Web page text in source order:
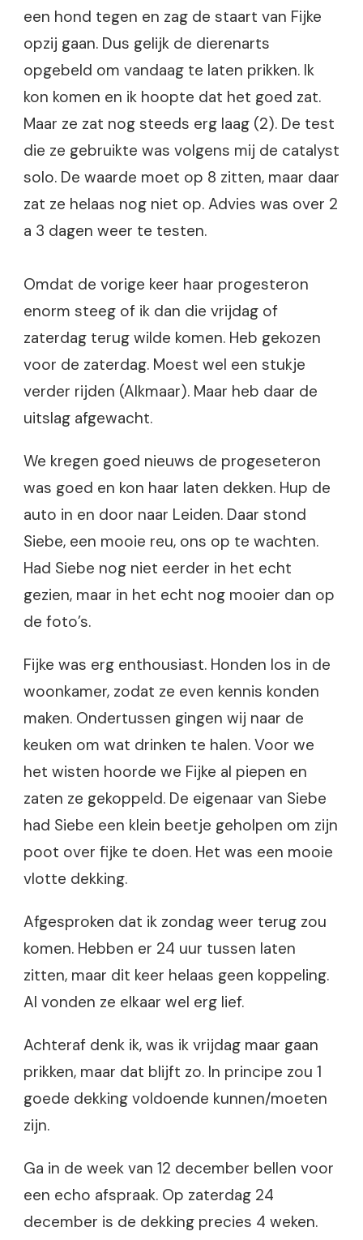
een hond tegen en zag de staart van Fijke
opzij gaan. Dus gelijk de dierenarts
opgebeld om vandaag te laten prikken. Ik
kon komen en ik hoopte dat het goed zat.
Maar ze zat nog steeds erg laag (2). De test
die ze gebruikte was volgens mij de catalyst
solo. De waarde moet op 8 zitten, maar daar
zat ze helaas nog niet op. Advies was over 2
a 3 dagen weer te testen.
Omdat de vorige keer haar progesteron
enorm steeg of ik dan die vrijdag of
zaterdag terug wilde komen. Heb gekozen
voor de zaterdag. Moest wel een stukje
verder rijden (Alkmaar). Maar heb daar de
uitslag afgewacht.
We kregen goed nieuws de progeseteron
was goed en kon haar laten dekken. Hup de
auto in en door naar Leiden. Daar stond
Siebe, een mooie reu, ons op te wachten.
Had Siebe nog niet eerder in het echt
gezien, maar in het echt nog mooier dan op
de foto’s.
Fijke was erg enthousiast. Honden los in de
woonkamer, zodat ze even kennis konden
maken. Ondertussen gingen wij naar de
keuken om wat drinken te halen. Voor we
het wisten hoorde we Fijke al piepen en
zaten ze gekoppeld. De eigenaar van Siebe
had Siebe een klein beetje geholpen om zijn
poot over fijke te doen. Het was een mooie
vlotte dekking.
Afgesproken dat ik zondag weer terug zou
komen. Hebben er 24 uur tussen laten
zitten, maar dit keer helaas geen koppeling.
Al vonden ze elkaar wel erg lief.
Achteraf denk ik, was ik vrijdag maar gaan
prikken, maar dat blijft zo. In principe zou 1
goede dekking voldoende kunnen/moeten
zijn.
Ga in de week van 12 december bellen voor
een echo afspraak. Op zaterdag 24
december is de dekking precies 4 weken.